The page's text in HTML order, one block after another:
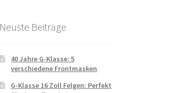
Neuste Beitrage
40 Jahre G-Klasse: 5
verschiedene Frontmasken
G-Klasse 16 Zoll Felgen: Perfekt